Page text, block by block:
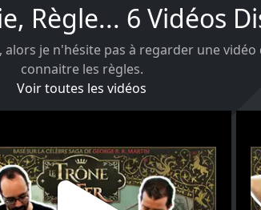
Règle... 6 Vidéos
alors je n'hésite pas à regarder une
connaitre les règles.
Voir toutes les vidéos